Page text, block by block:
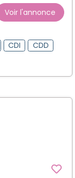
Voir l'annonce
CDI
CDD